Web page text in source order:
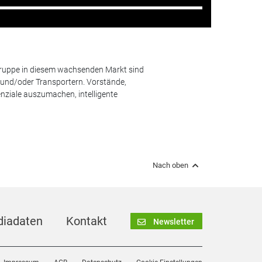
in diesem wachsenden Markt sind
oder Transportern. Vorstände,
auszumachen, intelligente
Nach oben
Kontakt Newsletter